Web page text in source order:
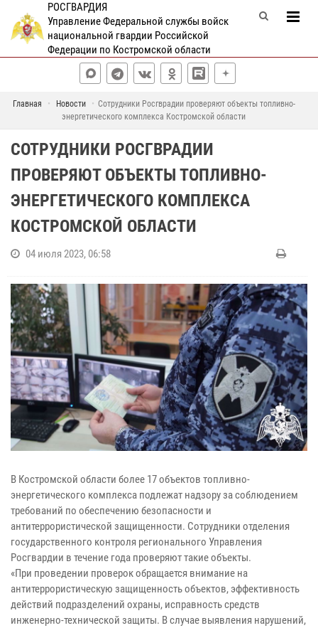
РОСГВАРДИЯ
Управление Федеральной службы войск
национальной гвардии Российской
Федерации по Костромской области
Главная Новости
Сотрудники Росгврадии проверяют объекты топливно-
энергетического комплекса Костромской области
СОТРУДНИКИ РОСГВРАДИИ
ПРОВЕРЯЮТ ОБЪЕКТЫ ТОПЛИВНО-
ЭНЕРГЕТИЧЕСКОГО КОМПЛЕКСА
КОСТРОМСКОЙ ОБЛАСТИ
04 июля 2023, 06:58
В Костромской области более 17 объектов топливно-
энергетического комплекса подлежат надзору за соблюдением
требований по обеспечению безопасности и
антитеррористической защищенности. Сотрудники отделения
государственного контроля регионального Управления
Росгвардии в течение года проверяют такие объекты.
«При проведении проверок обращается внимание на
антитеррористическую защищенность объектов, эффективность
действий подразделений охраны, исправность средств
инженерно-технической защиты. В случае выявления нарушений,